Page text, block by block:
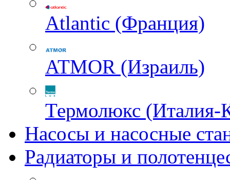
Atlantic (Франция)
ATMOR (Израиль)
Термолюкс (Италия-
Насосы и насосные
Радиаторы и